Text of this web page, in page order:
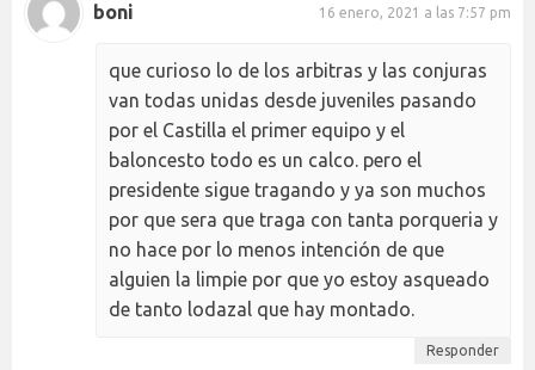
boni 16 enero, 2021 a las 7:57 pm
que curioso lo de los arbitras y las conjuras
van todas unidas desde juveniles pasando
por el Castilla el primer equipo y el
baloncesto todo es un calco. pero el
presidente sigue tragando y ya son muchos
por que sera que traga con tanta porqueria y
no hace por lo menos intención de que
alguien la limpie por que yo estoy asqueado
de tanto lodazal que hay montado.
Responder